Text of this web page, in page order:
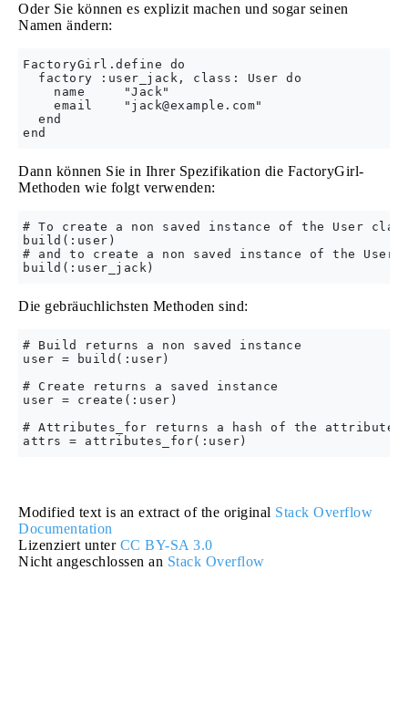
Oder Sie können es explizit machen und sogar seinen
Namen ändern:
FactoryGirl.define do
  factory :user_jack, class: User do
    name     "Jack"
    email    "
jack@example.com"
  end
Dann können Sie in Ihrer Spezifikation die FactoryGirl-
Methoden wie folgt verwenden:
# To create a non saved instance of the User
build(:user)
# and to create a non saved instance of the
Die gebräuchlichsten Methoden sind:
# Build returns a non saved instance
user = build(:user)
# Create returns a saved instance
user = create(:user)
# Attributes_for returns a hash of the attributes
Modified text is an extract of the original Stack Overflow
Documentation
Lizenziert unter CC BY-SA 3.0
Nicht angeschlossen an Stack Overflow